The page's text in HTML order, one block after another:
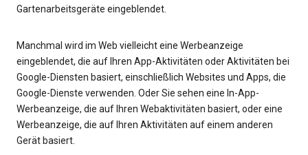
Gartenarbeitsgeräte eingeblendet.
Manchmal wird im Web vielleicht eine Werbeanzeige
eingeblendet, die auf Ihren App-Aktivitäten oder Aktivitäten bei
Google-Diensten basiert, einschließlich Websites und Apps, die
Google-Dienste verwenden. Oder Sie sehen eine In-App-
Werbeanzeige, die auf Ihren Webaktivitäten basiert, oder eine
Werbeanzeige, die auf Ihren Aktivitäten auf einem anderen
Gerät basiert.